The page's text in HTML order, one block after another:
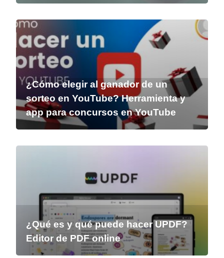
¿Cómo elegir al ganador de un
sorteo en YouTube? Herramienta y
app para concursos en YouTube
¿Qué es y qué puede hacer UPDF?
Editor de PDF online